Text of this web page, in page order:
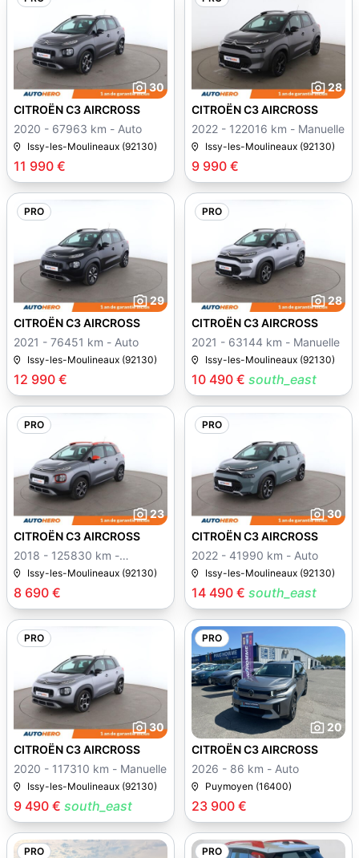
30
11 990 €
CITROËN C3 AIRCROSS
2020 - 67963 km - Auto
Issy-les-Moulineaux (92130)
28
9 990 €
CITROËN C3 AIRCROSS
2022 - 122016 km - Manuelle
Issy-les-Moulineaux (92130)
PRO
29
12 990 €
CITROËN C3 AIRCROSS
2021 - 76451 km - Auto
Issy-les-Moulineaux (92130)
PRO
28
10 490 € south_east
CITROËN C3 AIRCROSS
2021 - 63144 km - Manuelle
Issy-les-Moulineaux (92130)
PRO
23
8 690 €
CITROËN C3 AIRCROSS
2018 - 125830 km -
Manuelle
Issy-les-Moulineaux (92130)
PRO
30
14 490 € south_east
CITROËN C3 AIRCROSS
2022 - 41990 km - Auto
Issy-les-Moulineaux (92130)
PRO
30
9 490 € south_east
CITROËN C3 AIRCROSS
2020 - 117310 km - Manuelle
Issy-les-Moulineaux (92130)
PRO
20
23 900 €
CITROËN C3 AIRCROSS
2026 - 86 km - Auto
Puymoyen (16400)
PRO PRO